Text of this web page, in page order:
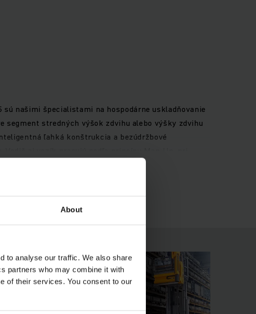
About
to analyse our traffic. We also share
partners who may combine it with
of their services. You consent to our
našimi špecialistami na hospodárne uskladňovanie
segment stredných výšok zdvihu alebo výšky zdvihu
ľahká konštrukcia a bezúdržbové
RFID pozemné riadenie a inteligentné asistenčné
stoji: Priestranné miesto vodiča presviedča svojím